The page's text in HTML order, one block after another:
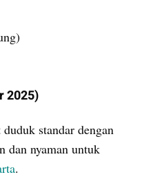
2025)
standar dengan
dan nyaman untuk
.